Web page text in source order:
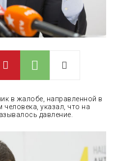
в жалобе, направленной в
указал, что на
давление.